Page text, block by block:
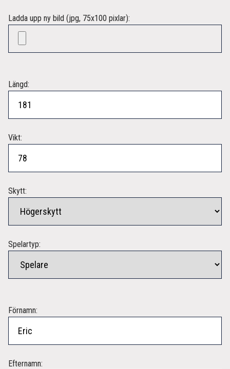
Ladda upp ny bild (jpg, 75x100 pixlar):
Längd:
Vikt:
Skytt:
Spelartyp:
Förnamn:
Efternamn: